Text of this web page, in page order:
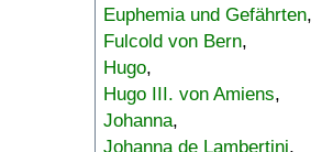
Euphemia und Gefährten,
Fulcold von Bern,
Hugo,
Hugo III. von Amiens,
Johanna,
Johanna de Lambertini,